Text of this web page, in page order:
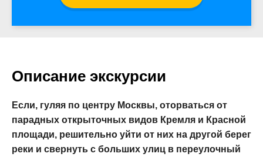
Описание экскурсии
Если, гуляя по центру Москвы, оторваться от
парадных открыточных видов Кремля и Красной
площади, решительно уйти от них на другой берег
реки и свернуть с больших улиц в переулочный